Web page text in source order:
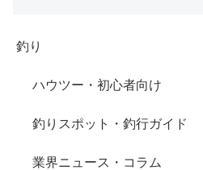
釣り
ハウツー・初心者向け
釣りスポット・釣行ガイド
業界ニュース・コラム